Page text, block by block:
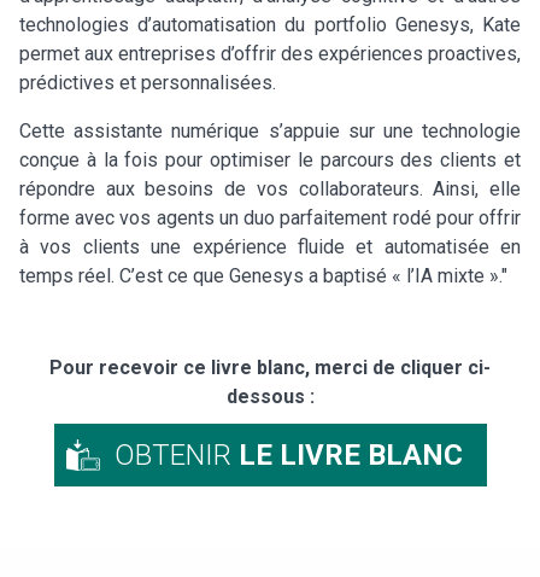
technologies d’automatisation du portfolio Genesys, Kate
permet aux entreprises d’offrir des expériences proactives,
prédictives et personnalisées.
Cette assistante numérique s’appuie sur une technologie
conçue à la fois pour optimiser le parcours des clients et
répondre aux besoins de vos collaborateurs. Ainsi, elle
forme avec vos agents un duo parfaitement rodé pour offrir
à vos clients une expérience fluide et automatisée en
temps réel. C’est ce que Genesys a baptisé « l’IA mixte »."
Pour recevoir ce livre blanc, merci de cliquer ci-
dessous :
OBTENIR LE LIVRE BLANC